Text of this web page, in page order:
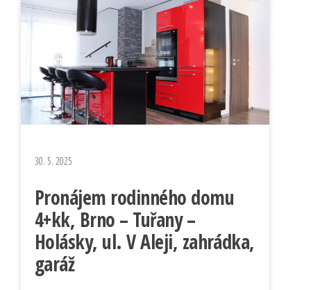
30. 5. 2025
Pronájem rodinného domu
4+kk, Brno – Tuřany –
Holásky, ul. V Aleji, zahrádka,
garáž